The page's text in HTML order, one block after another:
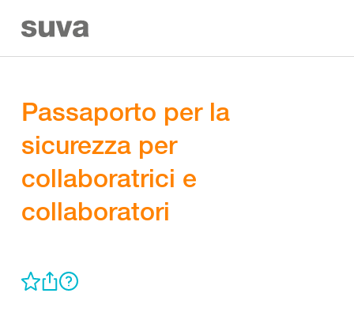
Passaporto per la
sicurezza per
collaboratrici e
collaboratori